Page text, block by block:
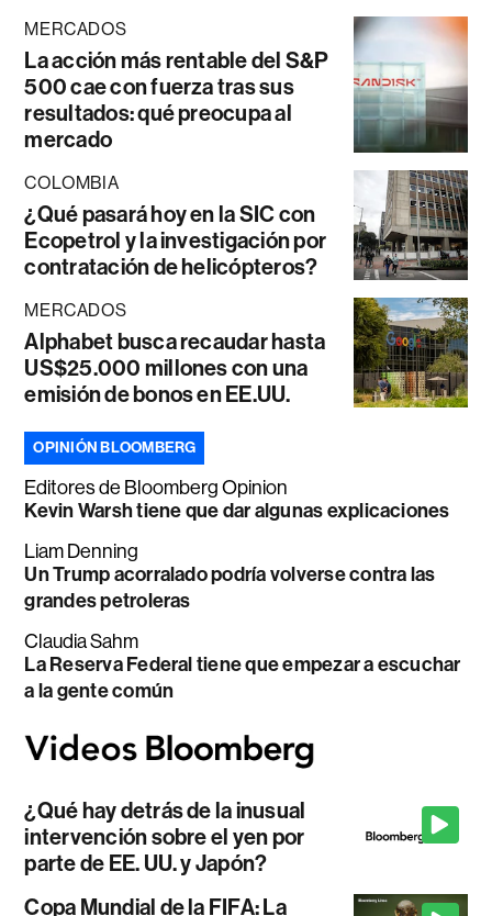
MERCADOS
La acción más rentable del S&P
500 cae con fuerza tras sus
resultados: qué preocupa al
mercado
COLOMBIA
¿Qué pasará hoy en la SIC con
Ecopetrol y la investigación por
contratación de helicópteros?
MERCADOS
Alphabet busca recaudar hasta
US$25.000 millones con una
emisión de bonos en EE.UU.
OPINIÓN BLOOMBERG
Editores de Bloomberg Opinion
Kevin Warsh tiene que dar algunas explicaciones
Liam Denning
Un Trump acorralado podría volverse contra las
grandes petroleras
Claudia Sahm
La Reserva Federal tiene que empezar a escuchar
a la gente común
¿Qué hay detrás de la inusual
intervención sobre el yen por
parte de EE. UU. y Japón?
Copa Mundial de la FIFA: La